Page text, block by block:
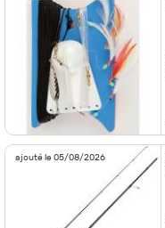
ajouté le 05/08/2026